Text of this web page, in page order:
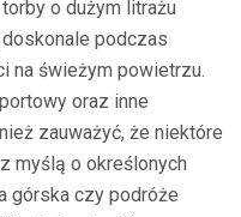
o dużym litrażu
podczas
na świeżym powietrzu.
oraz inne
zauważyć, że niektóre
myślą o określonych
górska czy podróże